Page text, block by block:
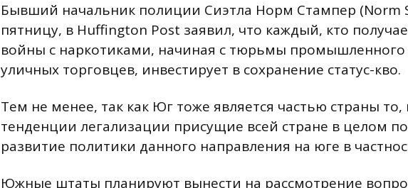
Бывший начальник полиции Сиэтла Норм Стампер (Norm
пятницу, в Huffington Post заявил, что каждый, кто
войны с наркотиками, начиная с тюрьмы промышленного
уличных торговцев, инвестирует в сохранение статус-кво.
Тем не менее, так как Юг тоже является частью страны
тенденции легализации присущие всей стране в целом
развитие политики данного направления на юге в
Южные штаты планируют вынести на рассмотрение